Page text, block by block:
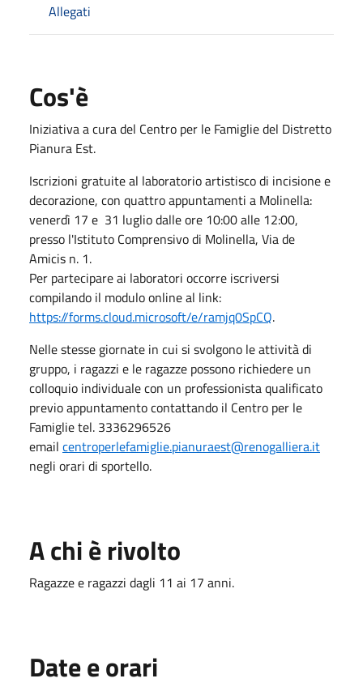
Allegati
Cos'è
Iniziativa a cura del Centro per le Famiglie del Distretto
Pianura Est.
Iscrizioni gratuite al laboratorio artistisco di incisione e
decorazione, con quattro appuntamenti a Molinella:
venerdì 17 e 31 luglio dalle ore 10:00 alle 12:00,
presso l'Istituto Comprensivo di Molinella, Via de
Amicis n. 1.
Per partecipare ai laboratori occorre iscriversi
compilando il modulo online al link:
https://forms.cloud.microsoft/e/ramjq0SpCQ.
Nelle stesse giornate in cui si svolgono le attività di
gruppo, i ragazzi e le ragazze possono richiedere un
colloquio individuale con un professionista qualificato
previo appuntamento contattando il Centro per le
Famiglie tel. 3336296526
email centroperlefamiglie.pianuraest@renogalliera.it
negli orari di sportello.
A chi è rivolto
Ragazze e ragazzi dagli 11 ai 17 anni.
Date e orari